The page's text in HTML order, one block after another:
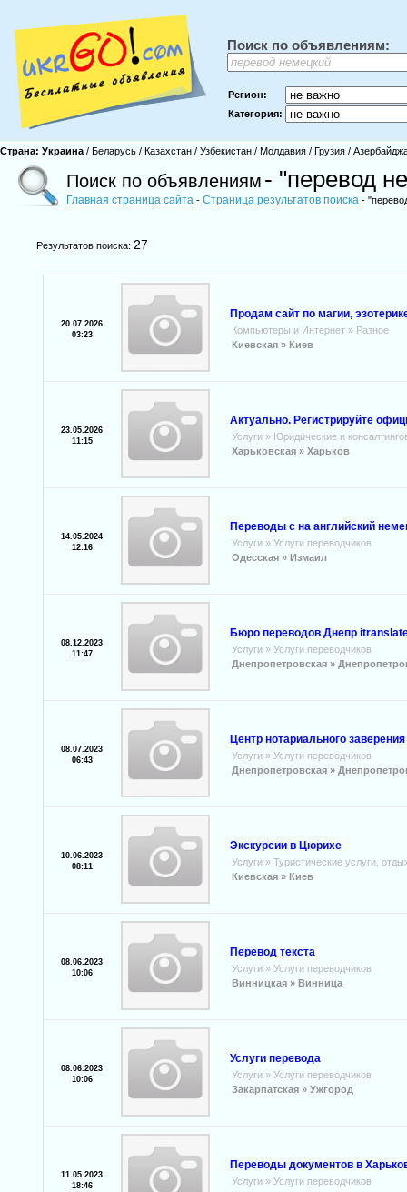
Поиск по объявлениям:
Регион:
Категория:
Страна: Украина / Беларусь / Казахстан / Узбекистан / Молдавия / Грузия /
Поиск по объявлениям - "перевод
Главная страница сайта - Страница результатов поиска -
Результатов поиска: 27
20.07.2026
03:23
Продам сайт по магии,
Компьютеры и Интернет » Разное
Киевская » Киев
23.05.2026
11:15
Актуально. Регистрируйте
Услуги » Юридические и
Харьковская » Харьков
14.05.2024
12:16
Переводы с на английский
Услуги » Услуги переводчиков
Одесская » Измаил
08.12.2023
11:47
Бюро переводов Днепр
Услуги » Услуги переводчиков
Днепропетровская »
08.07.2023
06:43
Центр нотариального
Услуги » Услуги переводчиков
Днепропетровская »
10.06.2023
08:11
Экскурсии в Цюрихе
Услуги » Туристические услуги,
Киевская » Киев
08.06.2023
10:06
Перевод текста
Услуги » Услуги переводчиков
Винницкая » Винница
08.06.2023
10:06
Услуги перевода
Услуги » Услуги переводчиков
Закарпатская » Ужгород
11.05.2023
18:46
Переводы документов в
Услуги » Услуги переводчиков